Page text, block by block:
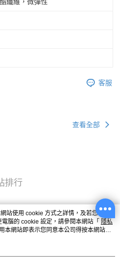
客服
查看全部
排行
站使用 cookie 方式之詳情，及若您不希
腦的 cookie 設定，請參閱本網站「 隱私
本網站即表示您同意本公司得按本網站使